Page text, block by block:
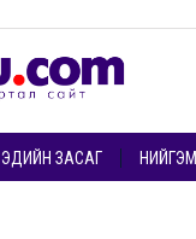
ЭДИЙН ЗАСАГ НИЙГЭМ